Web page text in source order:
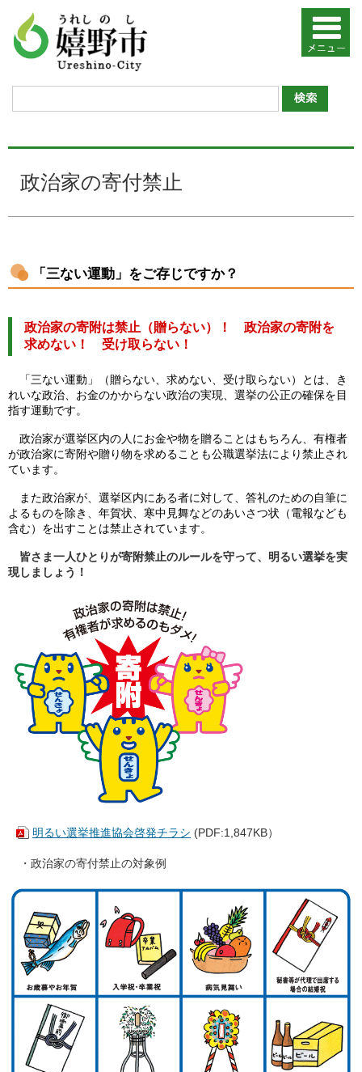
政治家の寄付禁止
「三ない運動」をご存じですか？
政治家の寄附は禁止（贈らない）！ 政治家の寄附を
求めない！ 受け取らない！
「三ない運動」（贈らない、求めない、受け取らない）とは、き
れいな政治、お金のかからない政治の実現、選挙の公正の確保を目
指す運動です。
政治家が選挙区内の人にお金や物を贈ることはもちろん、有権者
が政治家に寄附や贈り物を求めることも公職選挙法により禁止され
ています。
また政治家が、選挙区内にある者に対して、答礼のための自筆に
よるものを除き、年賀状、寒中見舞などのあいさつ状（電報なども
含む）を出すことは禁止されています。
皆さま一人ひとりが寄附禁止のルールを守って、明るい選挙を実
現しましょう！
明るい選挙推進協会啓発チラシ (PDF:1,847KB）
・政治家の寄付禁止の対象例